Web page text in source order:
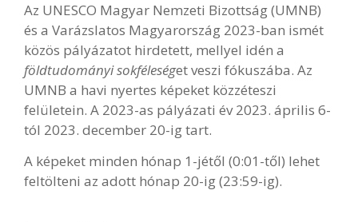
Az UNESCO Magyar Nemzeti Bizottság (UMNB)
és a Varázslatos Magyarország 2023-ban ismét
közös pályázatot hirdetett, mellyel idén a
földtudományi sokféleséget veszi fókuszába. Az
UMNB a havi nyertes képeket közzéteszi
felületein. A 2023-as pályázati év 2023. április 6-
tól 2023. december 20-ig tart.
A képeket minden hónap 1-jétől (0:01-től) lehet
feltölteni az adott hónap 20-ig (23:59-ig).